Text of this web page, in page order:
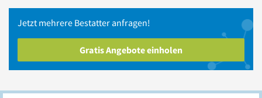
Jetzt mehrere Bestatter anfragen!
Gratis Angebote einholen